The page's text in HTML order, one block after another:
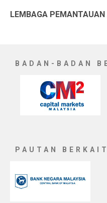
LEMBAGA PEMANTAUAN
BADAN-BADAN
PAUTAN